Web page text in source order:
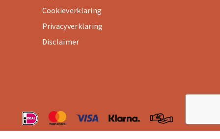
Cookieverklaring
Privacyverklaring
Disclaimer